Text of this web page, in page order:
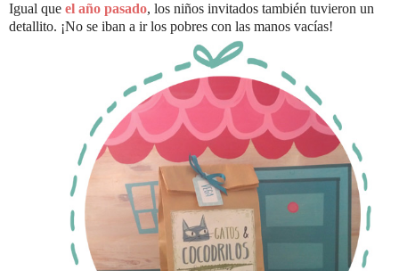
Igual que el año pasado, los niños invitados también tuvieron un
detallito. ¡No se iban a ir los pobres con las manos vacías!